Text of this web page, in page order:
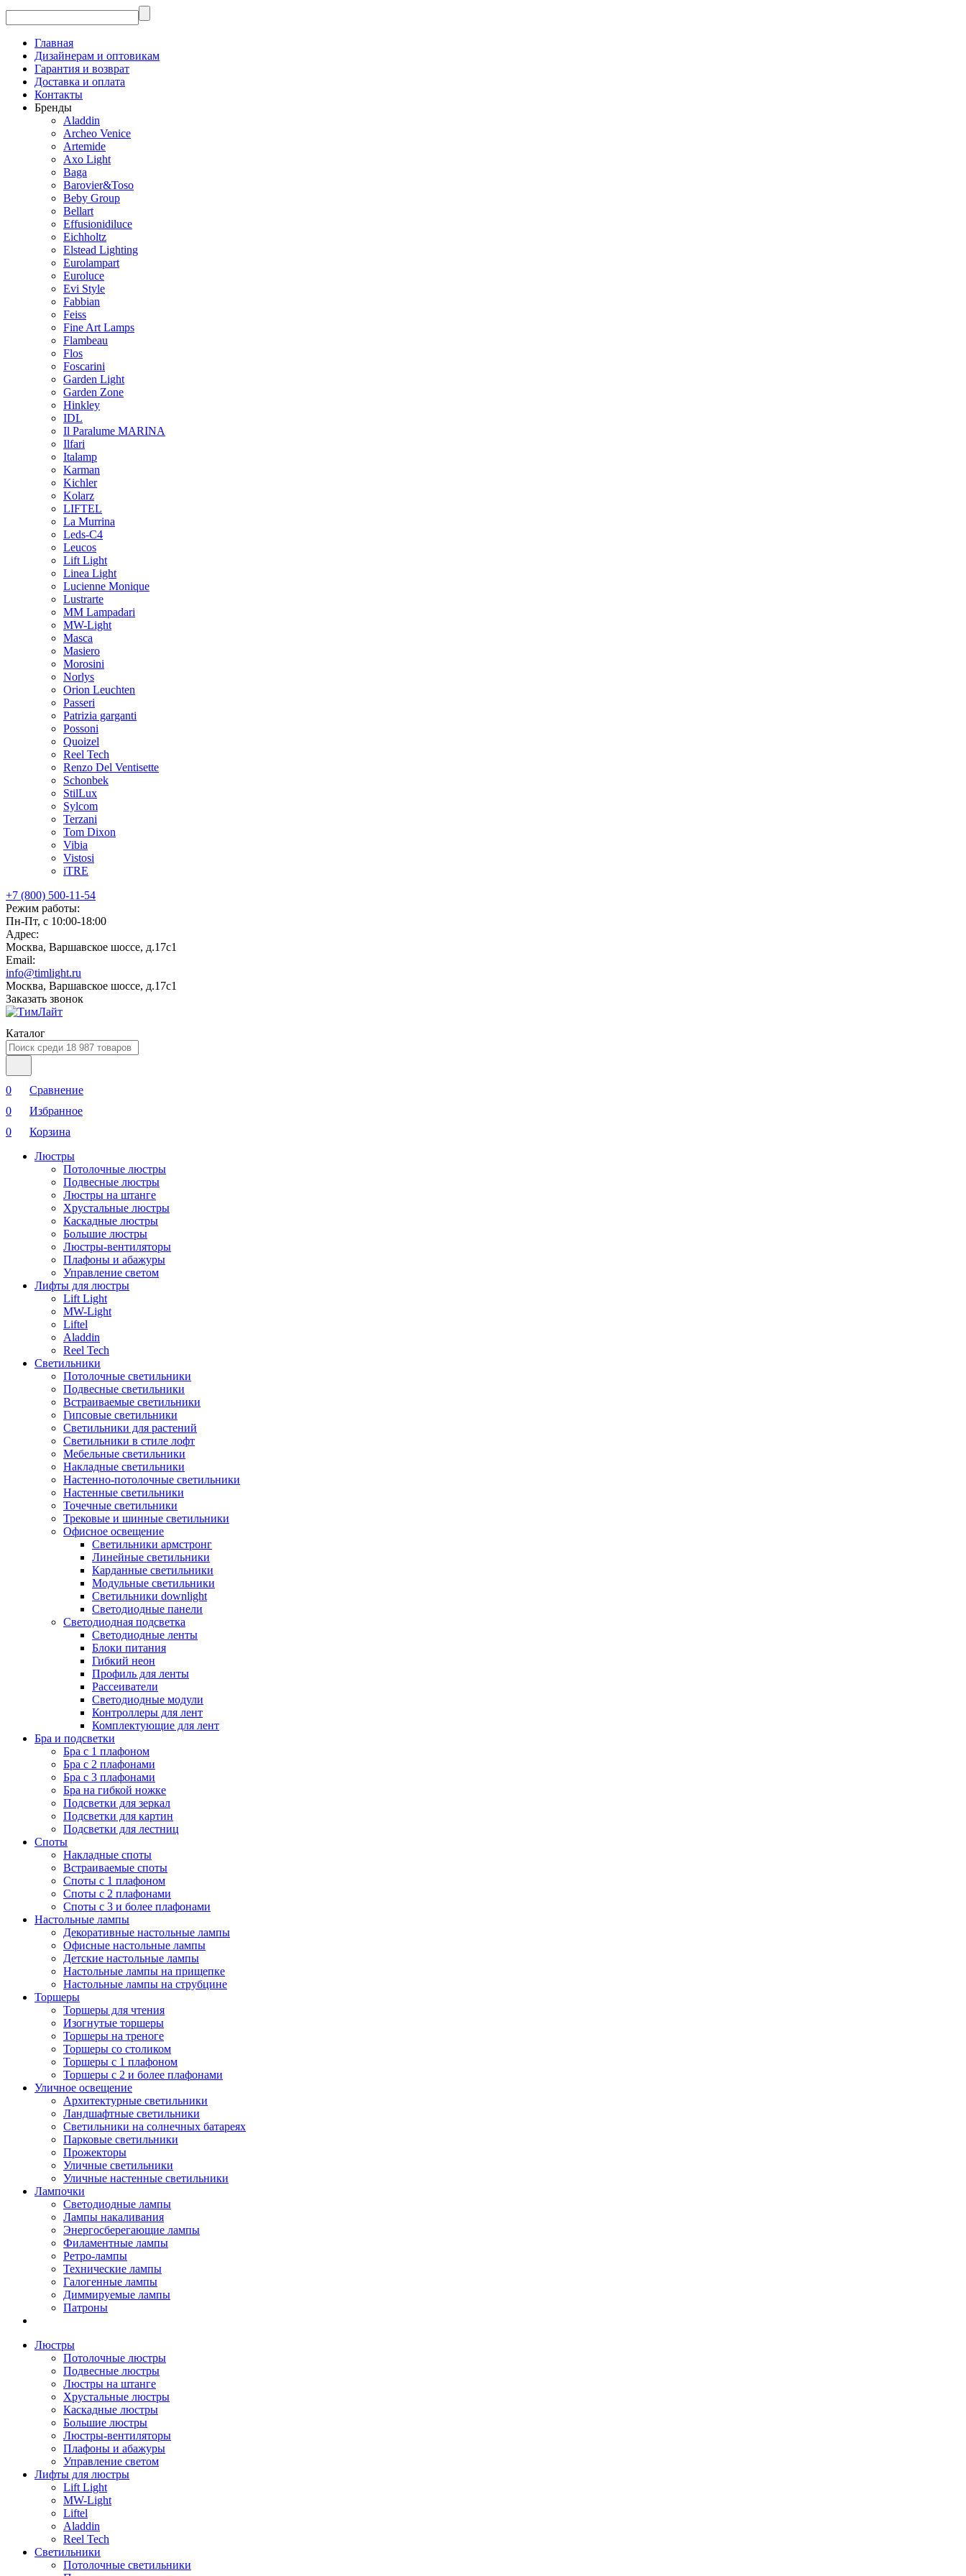
Главная
Дизайнерам и оптовикам
Гарантия и возврат
Доставка и оплата
Контакты
Бренды
Aladdin
Archeo Venice
Artemide
Axo Light
Baga
Barovier&Toso
Beby Group
Bellart
Effusionidiluce
Eichholtz
Elstead Lighting
Eurolampart
Euroluce
Evi Style
Fabbian
Feiss
Fine Art Lamps
Flambeau
Flos
Foscarini
Garden Light
Garden Zone
Hinkley
IDL
Il Paralume MARINA
Ilfari
Italamp
Karman
Kichler
Kolarz
LIFTEL
La Murrina
Leds-C4
Leucos
Lift Light
Linea Light
Lucienne Monique
Lustrarte
MM Lampadari
MW-Light
Masca
Masiero
Morosini
Norlys
Orion Leuchten
Passeri
Patrizia garganti
Possoni
Quoizel
Reel Tech
Renzo Del Ventisette
Schonbek
StilLux
Sylcom
Terzani
Tom Dixon
Vibia
Vistosi
iTRE
+7 (800) 500-11-54
Режим работы:
Пн-Пт, с 10:00-18:00
Адрес:
Москва, Варшавское шоссе, д.17c1
Email:
info@timlight.ru
Москва, Варшавское шоссе, д.17c1
Заказать звонок
Каталог
0
Сравнение
0
Избранное
0
Корзина
Люстры
Потолочные люстры
Подвесные люстры
Люстры на штанге
Хрустальные люстры
Каскадные люстры
Большие люстры
Люстры-вентиляторы
Плафоны и абажуры
Управление светом
Лифты для люстры
Lift Light
MW-Light
Liftel
Aladdin
Reel Tech
Светильники
Потолочные светильники
Подвесные светильники
Встраиваемые светильники
Гипсовые светильники
Светильники для растений
Светильники в стиле лофт
Мебельные светильники
Накладные светильники
Настенно-потолочные светильники
Настенные светильники
Точечные светильники
Трековые и шинные светильники
Офисное освещение
Светильники армстронг
Линейные светильники
Карданные светильники
Модульные светильники
Светильники downlight
Светодиодные панели
Светодиодная подсветка
Светодиодные ленты
Блоки питания
Гибкий неон
Профиль для ленты
Рассеиватели
Светодиодные модули
Контроллеры для лент
Комплектующие для лент
Бра и подсветки
Бра с 1 плафоном
Бра с 2 плафонами
Бра с 3 плафонами
Бра на гибкой ножке
Подсветки для зеркал
Подсветки для картин
Подсветки для лестниц
Споты
Накладные споты
Встраиваемые споты
Споты с 1 плафоном
Споты с 2 плафонами
Споты с 3 и более плафонами
Настольные лампы
Декоративные настольные лампы
Офисные настольные лампы
Детские настольные лампы
Настольные лампы на прищепке
Настольные лампы на струбцине
Торшеры
Торшеры для чтения
Изогнутые торшеры
Торшеры на треноге
Торшеры со столиком
Торшеры с 1 плафоном
Торшеры с 2 и более плафонами
Уличное освещение
Архитектурные светильники
Ландшафтные светильники
Светильники на солнечных батареях
Парковые светильники
Прожекторы
Уличные светильники
Уличные настенные светильники
Лампочки
Светодиодные лампы
Лампы накаливания
Энергосберегающие лампы
Филаментные лампы
Ретро-лампы
Технические лампы
Галогенные лампы
Диммируемые лампы
Патроны
Люстры
Потолочные люстры
Подвесные люстры
Люстры на штанге
Хрустальные люстры
Каскадные люстры
Большие люстры
Люстры-вентиляторы
Плафоны и абажуры
Управление светом
Лифты для люстры
Lift Light
MW-Light
Liftel
Aladdin
Reel Tech
Светильники
Потолочные светильники